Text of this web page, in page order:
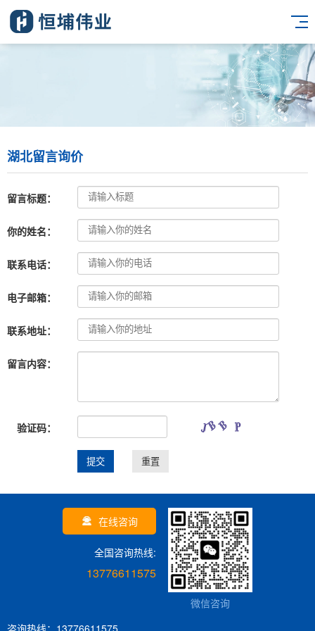
湖北留言询价
留言标题：
你的姓名：
联系电话：
电子邮箱：
联系地址：
留言内容：
验证码：
在线咨询
全国咨询热线:
13776611575
微信咨询
咨询热线：13776611575